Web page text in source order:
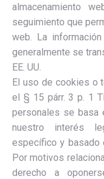
almacenamiento
seguimiento que
web. La
generalmente se
EE. UU.
El uso de cookies o
el § 15 párr. 3 p. 1
personales se basa
nuestro interés
específico y basado
Por motivos
derecho a